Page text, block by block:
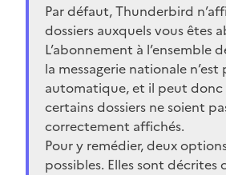
Par défaut, Thunderbird
dossiers auxquels vous êtes
L’abonnement à l’ensemble
la messagerie nationale n’est
automatique, et il peut donc
certains dossiers ne soient
correctement affichés.
Pour y remédier, deux
possibles. Elles sont décrites